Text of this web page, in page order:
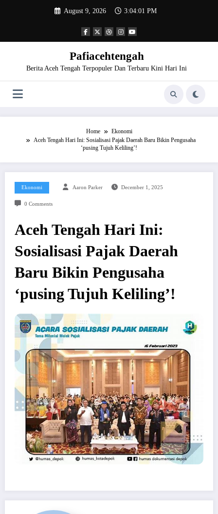
August 9, 2026 3:04:01 PM
Pafiacehtengah
Berita Aceh Tengah Terpopuler Dan Terbaru Kini Hari Ini
Home
Ekonomi
Aceh Tengah Hari Ini: Sosialisasi Pajak Daerah Baru Bikin Pengusaha
‘pusing Tujuh Keliling’!
Ekonomi Aaron Parker December 1, 2025
0 Comments
Aceh Tengah Hari Ini:
Sosialisasi Pajak Daerah
Baru Bikin Pengusaha
‘pusing Tujuh Keliling’!